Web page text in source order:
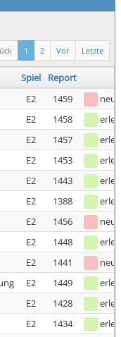
Letzte
Vor
2
1
Spiel
Report
E2 1459
neu
E2 1458
E2 1457
E2 1453
E2 1443
E2 1388
E2 1456
neu
E2 1448
E2 1441
neu
E2 1449
E2 1428
E2 1434